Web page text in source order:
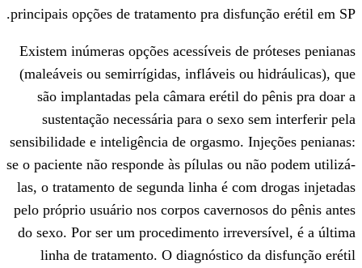
principais opções de tratamento pra
Existem inúmeras opções acessíveis de
(maleáveis ou semirrígidas, infláveis
são implantadas pela câmara erétil
sustentação necessária para o sexo
sensibilidade e inteligência de orgasmo.
se o paciente não responde às pílulas ou
las, o tratamento de segunda linha é
pelo próprio usuário nos corpos
do sexo. Por ser um procedimento
linha de tratamento. O diagnóstico